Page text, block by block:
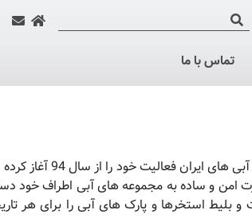
تماس با ما
پول تیکت به عنوان اولین و تنها سامانه آنلاین رزرو خدمات
امن و ساده به مجموعه های آبی اطراف خود
بلیط استخرها و پارک های آبی را برای هر